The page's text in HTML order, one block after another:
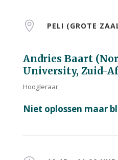
 PELI (GROTE
Andries Baart
University, Zuid-
Hoogleraar
Niet oplossen maar